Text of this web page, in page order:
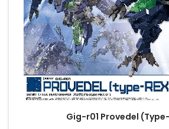
Gig-r01 Provedel